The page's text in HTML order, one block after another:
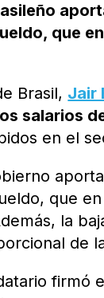
que
Brasil, Jair
salarios
en el
que
la
de
firmó